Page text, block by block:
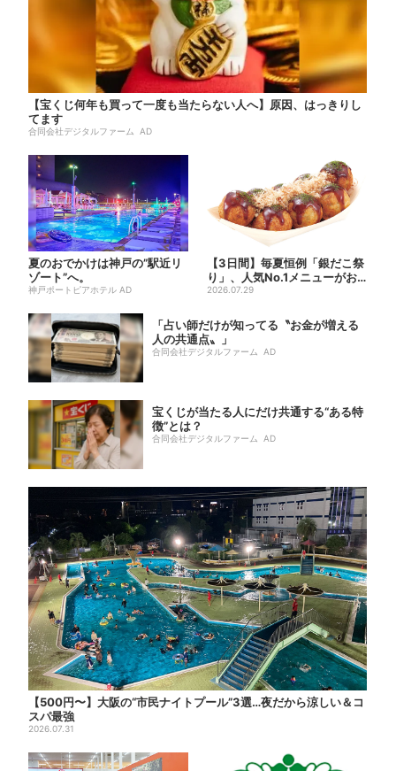
【宝くじ何年も買って一度も当たらない人へ】原因、はっきりし
てます
合同会社デジタルファーム AD
夏のおでかけは神戸の”駅近リ
ゾート”へ。
神戸ポートピアホテル AD
【3日間】毎夏恒例「銀だこ祭
り」、人気No.1メニューがお
得に
2026.07.29
「占い師だけが知ってる〝お金が増える
人の共通点〟」
合同会社デジタルファーム AD
宝くじが当たる人にだけ共通する“ある特
徴”とは？
合同会社デジタルファーム AD
【500円〜】大阪の“市民ナイトプール”3選…夜だから涼しい＆コ
スパ最強
2026.07.31